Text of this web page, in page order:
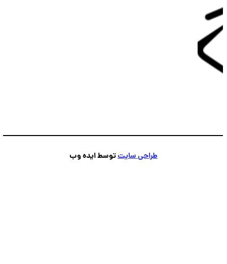
طراحی سایتتوسط ایده وب آنلاین — پاسخ فوری